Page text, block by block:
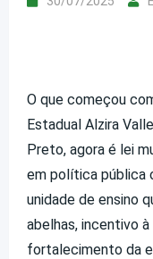
O que começou
Estadual Alzira
Preto, agora é lei
em política pública
unidade de ensino
abelhas, incentivo
fortalecimento da